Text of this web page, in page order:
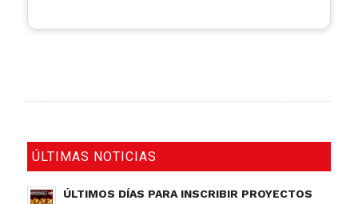
ÚLTIMAS NOTICIAS
ÚLTIMOS DÍAS PARA INSCRIBIR PROYECTOS